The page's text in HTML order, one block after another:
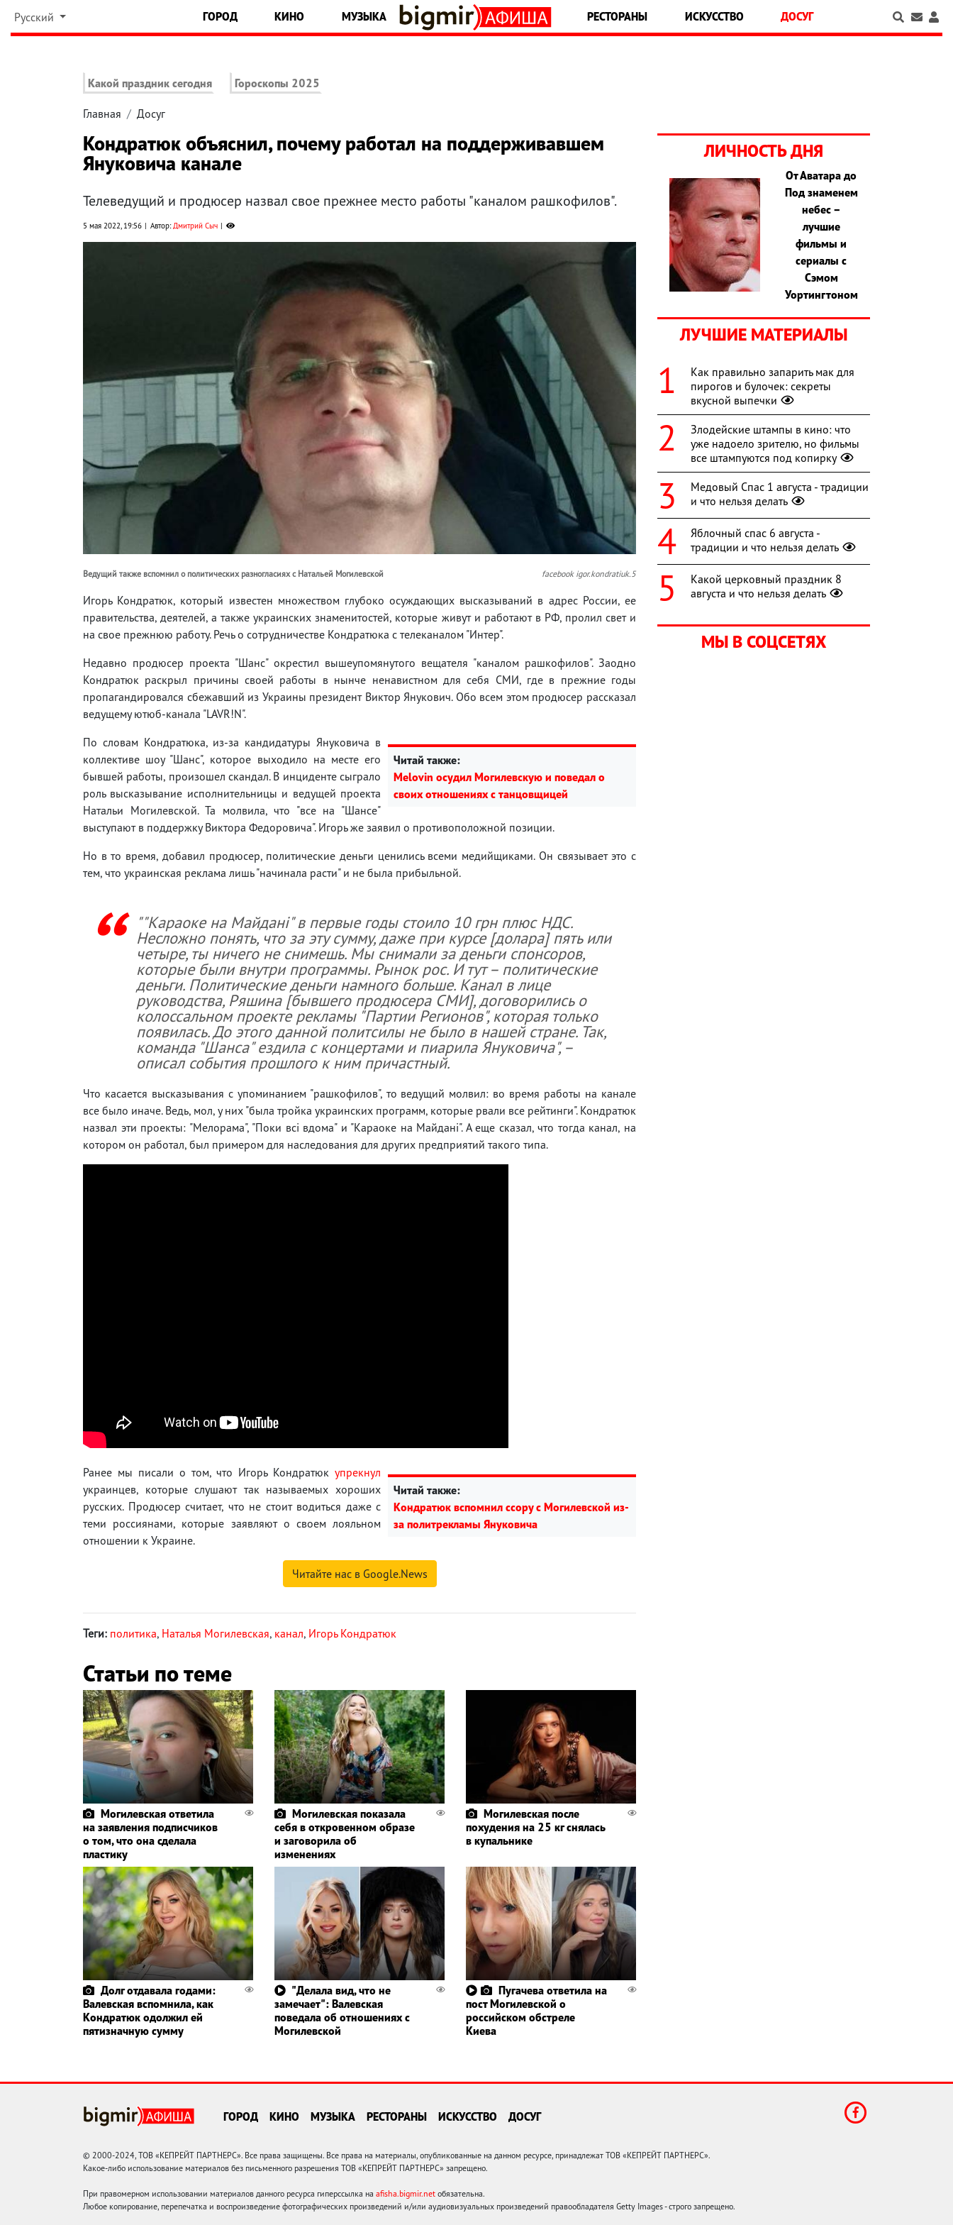
Русский ГОРОД КИНО МУЗЫКА РЕСТОРАНЫ ИСКУССТВО ДОСУГ
Какой праздник сегодня Гороскопы 2025
Главная Досуг
Кондратюк объяснил, почему работал на поддерживавшем
Януковича канале
Телеведущий и продюсер назвал свое прежнее место работы "каналом рашкофилов".
5 мая 2022, 19:56 Автор:Дмитрий Сыч
Ведущий также вспомнил о политических разногласиях с Натальей Могилевской facebook igor.kondratiuk.5
Игорь Кондратюк, который известен множеством глубоко осуждающих высказываний в адрес России, ее
правительства, деятелей, а также украинских знаменитостей, которые живут и работают в РФ, пролил свет и
на свое прежнюю работу. Речь о сотрудничестве Кондратюка с телеканалом "Интер".
Недавно продюсер проекта "Шанс" окрестил вышеупомянутого вещателя "каналом рашкофилов". Заодно
Кондратюк раскрыл причины своей работы в нынче ненавистном для себя СМИ, где в прежние годы
пропагандировался сбежавший из Украины президент Виктор Янукович. Обо всем этом продюсер рассказал
ведущему ютюб-канала "LAVR!N".
Читай также:
Melovin осудил Могилевскую и поведал о
своих отношениях с танцовщицей
По словам Кондратюка, из-за кандидатуры Януковича в
коллективе шоу "Шанс", которое выходило на месте его
бывшей работы, произошел скандал. В инциденте сыграло
роль высказывание исполнительницы и ведущей проекта
Натальи Могилевской. Та молвила, что "все на "Шансе"
выступают в поддержку Виктора Федоровича". Игорь же заявил о противоположной позиции.
Но в то время, добавил продюсер, политические деньги ценились всеми медийщиками. Он связывает это с
тем, что украинская реклама лишь "начинала расти" и не была прибыльной.
""Караоке на Майдані" в первые годы стоило 10 грн плюс НДС.
Несложно понять, что за эту сумму, даже при курсе [долара] пять или
четыре, ты ничего не снимешь. Мы снимали за деньги спонсоров,
которые были внутри программы. Рынок рос. И тут – политические
деньги. Политические деньги намного больше. Канал в лице
руководства, Ряшина [бывшего продюсера СМИ], договорились о
колоссальном проекте рекламы "Партии Регионов", которая только
появилась. До этого данной политсилы не было в нашей стране. Так,
команда "Шанса" ездила с концертами и пиарила Януковича", –
описал события прошлого к ним причастный.
Что касается высказывания с упоминанием "рашкофилов", то ведущий молвил: во время работы на канале
все было иначе. Ведь, мол, у них "была тройка украинских программ, которые рвали все рейтинги". Кондратюк
назвал эти проекты: "Мелорама", "Поки всі вдома" и "Караоке на Майдані". А еще сказал, что тогда канал, на
котором он работал, был примером для наследования для других предприятий такого типа.
Читай также:
Кондратюк вспомнил ссору с Могилевской из-
за политрекламы Януковича
Ранее мы писали о том, что Игорь Кондратюк упрекнул
украинцев, которые слушают так называемых хороших
русских. Продюсер считает, что не стоит водиться даже с
теми россиянами, которые заявляют о своем лояльном
отношении к Украине.
Читайте нас в Google.News
Теги: политика, Наталья Могилевская, канал, Игорь Кондратюк
Статьи по теме
Могилевская ответила
на заявления подписчиков
о том, что она сделала
пластику
Могилевская показала
себя в откровенном образе
и заговорила об
изменениях
Могилевская после
похудения на 25 кг снялась
в купальнике
Долг отдавала годами:
Валевская вспомнила, как
Кондратюк одолжил ей
пятизначную сумму
"Делала вид, что не
замечает": Валевская
поведала об отношениях с
Могилевской
Пугачева ответила на
пост Могилевской о
российском обстреле
Киева
ЛИЧНОСТЬ ДНЯ
От Аватара до
Под знаменем
небес –
лучшие
фильмы и
сериалы с
Сэмом
Уортингтоном
ЛУЧШИЕ МАТЕРИАЛЫ
Как правильно запарить мак для
пирогов и булочек: секреты
вкусной выпечки
Злодейские штампы в кино: что
уже надоело зрителю, но фильмы
все штампуются под копирку
Медовый Спас 1 августа - традиции
и что нельзя делать
Яблочный спас 6 августа -
традиции и что нельзя делать
Какой церковный праздник 8
августа и что нельзя делать
МЫ В СОЦСЕТЯХ
ГОРОД КИНО МУЗЫКА РЕСТОРАНЫ ИСКУССТВО ДОСУГ
© 2000-2024, ТОВ «КЕПРЕЙТ ПАРТНЕРС». Все права защищены. Все права на материалы, опубликованные на данном ресурсе, принадлежат ТОВ «КЕПРЕЙТ ПАРТНЕРС».
Какое-либо использование материалов без письменного разрешения ТОВ «КЕПРЕЙТ ПАРТНЕРС» запрещено.
При правомерном использовании материалов данного ресурса гиперссылка на afisha.bigmir.net обязательна.
Любое копирование, перепечатка и воспроизведение фотографических произведений и/или аудиовизуальных произведений правообладателя Getty Images - строго запрещено.